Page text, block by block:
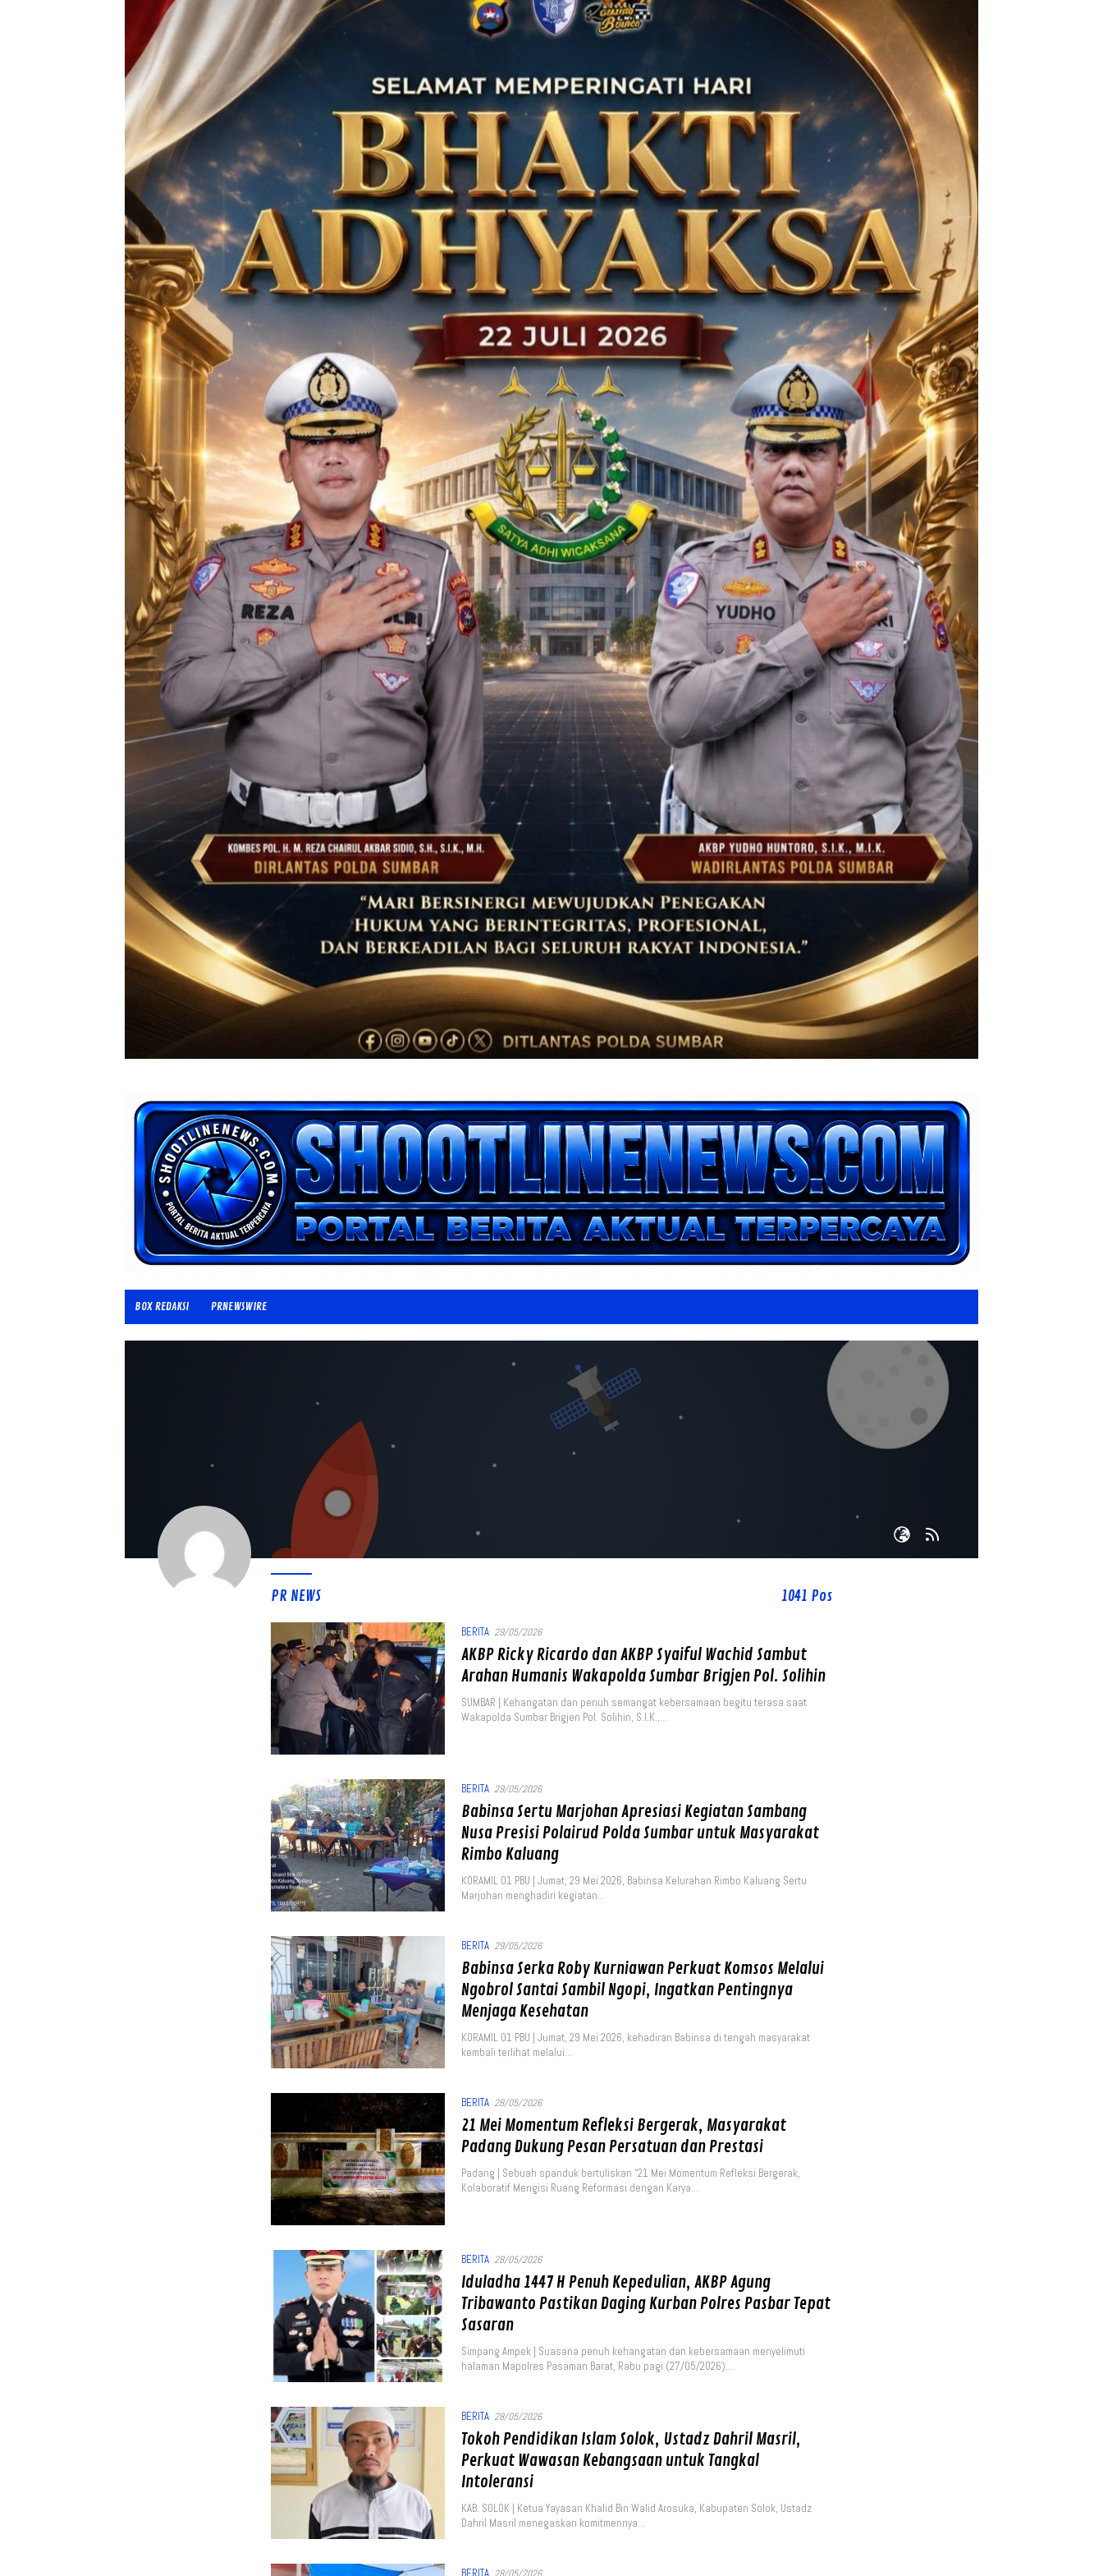
BOX REDAKSI PRNEWSWIRE
PR NEWS 1041 Pos
BERITA 29/05/2026
AKBP Ricky Ricardo dan AKBP Syaiful Wachid Sambut
Arahan Humanis Wakapolda Sumbar Brigjen Pol. Solihin
SUMBAR | Kehangatan dan penuh semangat kebersamaan begitu terasa saat
Wakapolda Sumbar Brigjen Pol. Solihin, S.I.K.,…
BERITA 29/05/2026
Babinsa Sertu Marjohan Apresiasi Kegiatan Sambang
Nusa Presisi Polairud Polda Sumbar untuk Masyarakat
Rimbo Kaluang
KORAMIL 01 PBU | Jumat, 29 Mei 2026, Babinsa Kelurahan Rimbo Kaluang Sertu
Marjohan menghadiri kegiatan…
BERITA 29/05/2026
Babinsa Serka Roby Kurniawan Perkuat Komsos Melalui
Ngobrol Santai Sambil Ngopi, Ingatkan Pentingnya
Menjaga Kesehatan
KORAMIL 01 PBU | Jumat, 29 Mei 2026, kehadiran Babinsa di tengah masyarakat
kembali terlihat melalui…
BERITA 28/05/2026
21 Mei Momentum Refleksi Bergerak, Masyarakat
Padang Dukung Pesan Persatuan dan Prestasi
Padang | Sebuah spanduk bertuliskan “21 Mei Momentum Refleksi Bergerak,
Kolaboratif Mengisi Ruang Reformasi dengan Karya…
BERITA 28/05/2026
Iduladha 1447 H Penuh Kepedulian, AKBP Agung
Tribawanto Pastikan Daging Kurban Polres Pasbar Tepat
Sasaran
Simpang Ampek | Suasana penuh kehangatan dan kebersamaan menyelimuti
halaman Mapolres Pasaman Barat, Rabu pagi (27/05/2026)….
BERITA 28/05/2026
Tokoh Pendidikan Islam Solok, Ustadz Dahril Masril,
Perkuat Wawasan Kebangsaan untuk Tangkal
Intoleransi
KAB. SOLOK | Ketua Yayasan Khalid Bin Walid Arosuka, Kabupaten Solok, Ustadz
Dahril Masril menegaskan komitmennya…